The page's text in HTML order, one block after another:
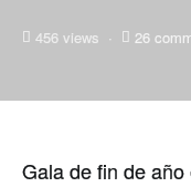
456 views 26
Gala de fin de